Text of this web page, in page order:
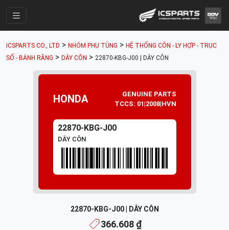
Cửa Hàng
Parts Catalogue
Mã Phụ Tùng
Tài khoản
ICSPARTS CO., LTD > NHÓM PHỤ TÙNG > HỆ THỐNG CÔN - LY HỢP - TRỤC
SỐ - BÁNH RĂNG > DÂY CÔN > 22870-KBG-J00 | DÂY CÔN
HONDA
GENUINE PARTS
TCCS: 01|2008|HVN
22870-KBG-J00
DÂY CÔN
22870-KBG-J00 | DÂY CÔN
366.608 ₫